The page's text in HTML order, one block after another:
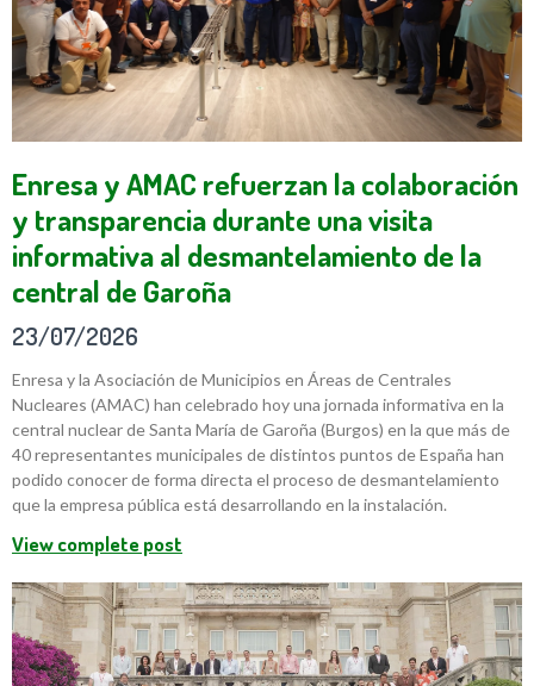
Enresa y AMAC refuerzan la colaboración
y transparencia durante una visita
informativa al desmantelamiento de la
central de Garoña
23/07/2026
Enresa y la Asociación de Municipios en Áreas de Centrales
Nucleares (AMAC) han celebrado hoy una jornada informativa en la
central nuclear de Santa María de Garoña (Burgos) en la que más de
40 representantes municipales de distintos puntos de España han
podido conocer de forma directa el proceso de desmantelamiento
que la empresa pública está desarrollando en la instalación.
View complete post